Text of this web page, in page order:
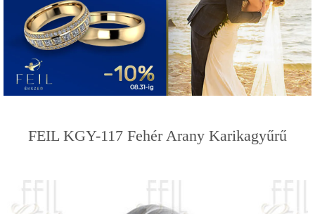
FEIL KGY-117 Fehér Arany Karikagyűrű